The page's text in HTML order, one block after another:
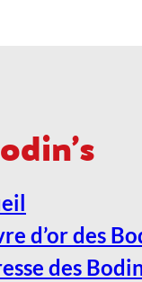
d’or des
des